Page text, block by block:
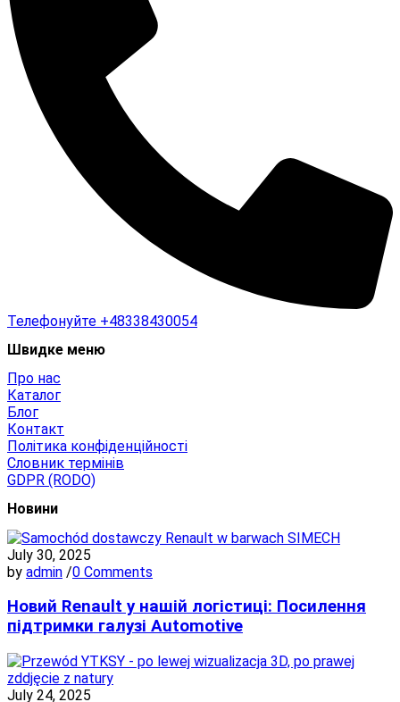
Телефонуйте +48338430054
Швидке меню
Про нас
Каталог
Блог
Контакт
Політика конфіденційності
Словник термінів
GDPR (RODO)
Новини
July 30, 2025
by admin /0 Comments
Новий Renault у нашій логістиці: Посилення
підтримки галузі Automotive
July 24, 2025